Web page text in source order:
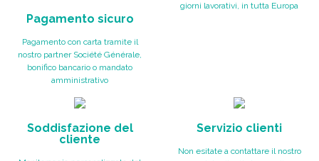
Pagamento sicuro
Pagamento con carta tramite il
nostro partner Société Générale,
bonifico bancario o mandato
amministrativo
giorni lavorativi, in tutta Europa
Soddisfazione del
cliente
Servizio clienti
Non esitate a contattare il nostro